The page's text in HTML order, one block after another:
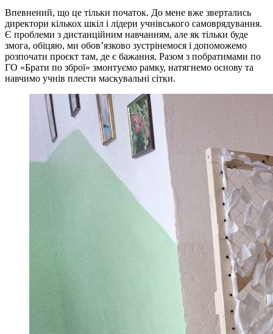
Впевнений, що це тільки початок. До мене вже звертались
директори кількох шкіл і лідери учнівського самоврядування.
Є проблеми з дистанційним навчанням, але як тільки буде
змога, обіцяю, ми обов’язково зустрінемося і допоможемо
розпочати проєкт там, де є бажання. Разом з побратимами по
ГО «Брати по зброї» змонтуємо рамку, натягнемо основу та
навчимо учнів плести маскувальні сітки.